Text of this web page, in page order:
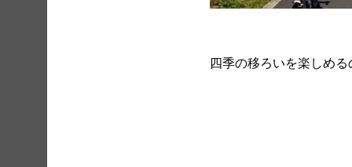
四季の移ろいを楽しめ